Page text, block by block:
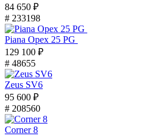
84 650 ₽
# 233198
Piana Орех 25 PG
129 100 ₽
# 48655
Zeus SV6
95 600 ₽
# 208560
Corner 8